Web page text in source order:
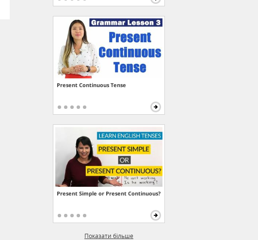
Present Continuous Tense
Present Simple or Present Continuous?
Показати більше